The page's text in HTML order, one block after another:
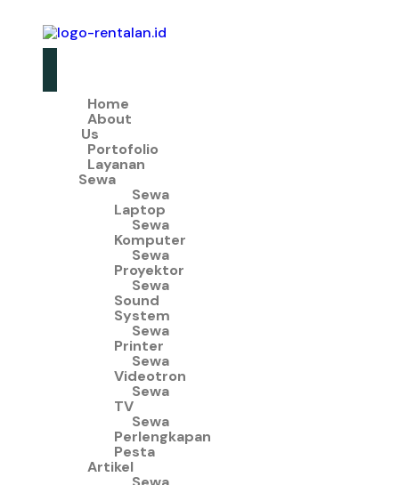
Home
About
Us
Portofolio
Layanan
Sewa
Sewa
Laptop
Sewa
Komputer
Sewa
Proyektor
Sewa
Sound
System
Sewa
Printer
Sewa
Videotron
Sewa
TV
Sewa
Perlengkapan
Pesta
Artikel